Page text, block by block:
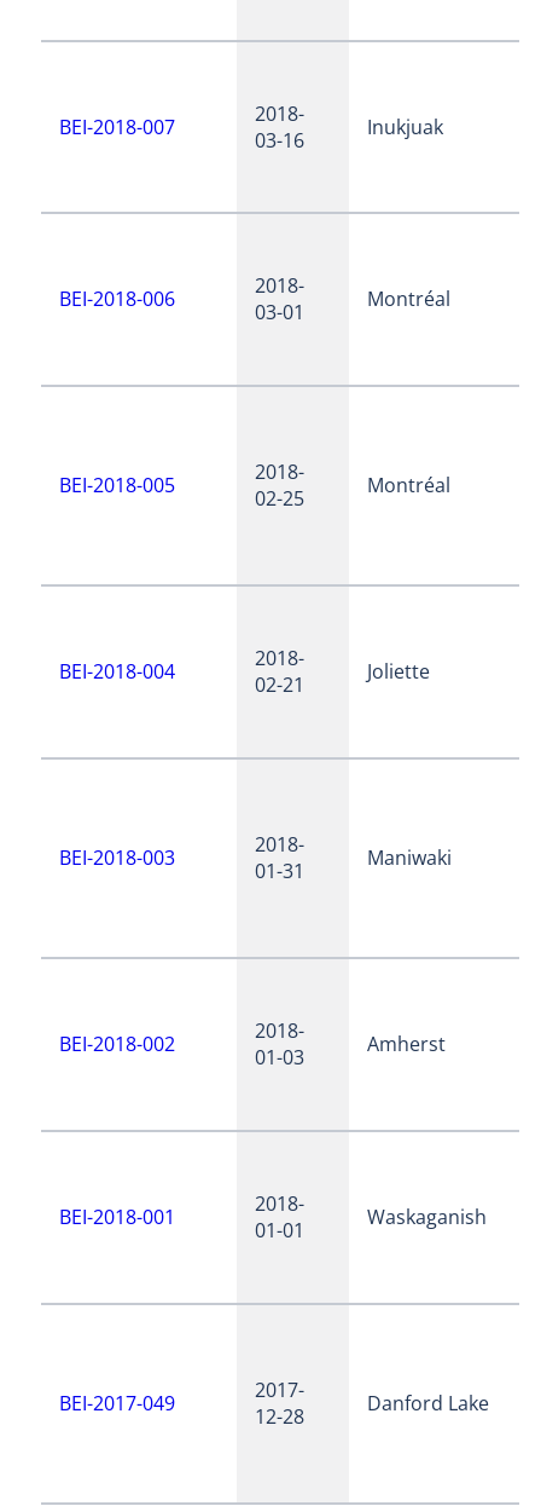
BEI-2018-007
2018-
03-16
Inukjuak
BEI-2018-006
2018-
03-01
Montréal
BEI-2018-005
2018-
02-25
Montréal
BEI-2018-004
2018-
02-21
Joliette
BEI-2018-003
2018-
01-31
Maniwaki
BEI-2018-002
2018-
01-03
Amherst
BEI-2018-001
2018-
01-01
Waskaganish
BEI-2017-049
2017-
12-28
Danford Lake